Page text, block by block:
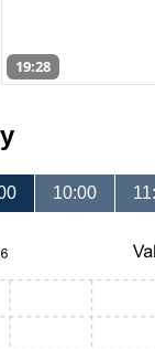
19:28
10:00